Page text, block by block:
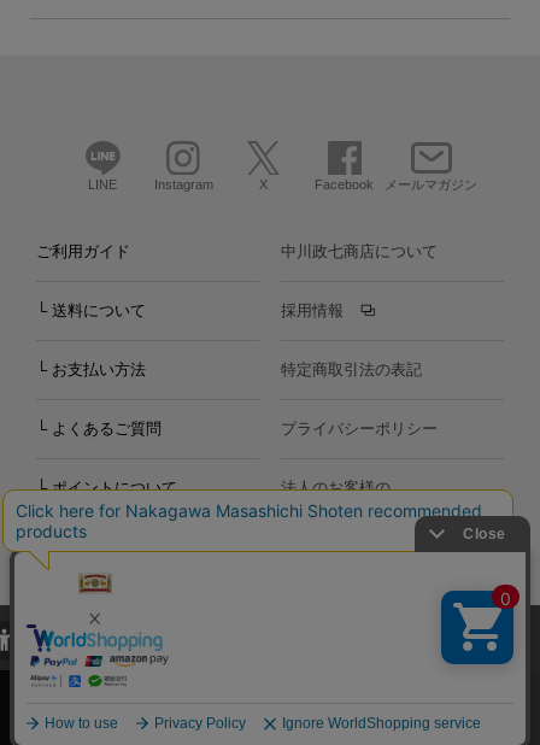
LINE Instagram X Facebook メールマガジン
ご利用ガイド
└ 送料について
└ お支払い方法
└ よくあるご質問
└ ポイントについて
お問い合わせ
中川政七商店について
採用情報
特定商取引法の表記
プライバシーポリシー
法人のお客様の
お問い合わせ
Copyright©2000-2026
Nakagawa Masashichi Shoten All Rights Reserved.
当サイトでは、当サイト内における閲覧履歴・属性情報などの取得およ
び利便性向上のためにクッキー（Cookie）を使用いたします。詳細に
関しては「プライバシーポリシー
承諾する